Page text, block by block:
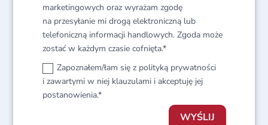
marketingowych oraz wyrażam zgodę
na przesyłanie mi drogą elektroniczną lub
telefoniczną informacji handlowych. Zgoda może
zostać w każdym czasie cofnięta.*
Zapoznałem/łam się z polityką prywatności
i zawartymi w niej klauzulami i akceptuję jej
postanowienia.*
WYŚLIJ